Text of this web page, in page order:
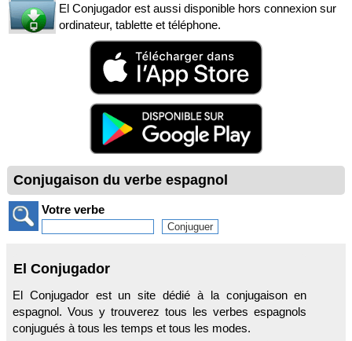
El Conjugador est aussi disponible hors connexion sur
ordinateur, tablette et téléphone.
Conjugaison du verbe espagnol
Votre verbe
El Conjugador
El Conjugador est un site dédié à la conjugaison en
espagnol. Vous y trouverez tous les verbes espagnols
conjugués à tous les temps et tous les modes.